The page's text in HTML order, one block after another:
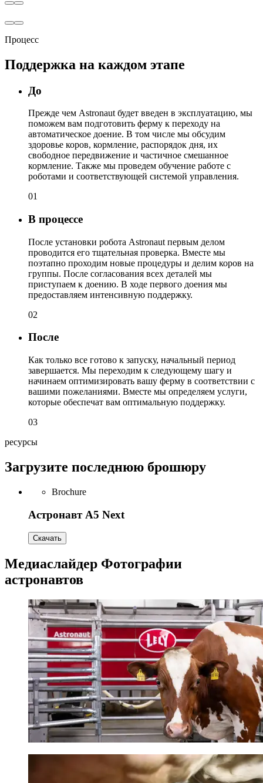
Процесс
Поддержка на каждом этапе
До
Прежде чем Astronaut будет введен в эксплуатацию, мы
поможем вам подготовить ферму к переходу на
автоматическое доение. В том числе мы обсудим
здоровье коров, кормление, распорядок дня, их
свободное передвижение и частичное смешанное
кормление. Также мы проведем обучение работе с
роботами и соответствующей системой управления.
01
В процессе
После установки робота Astronaut первым делом
проводится его тщательная проверка. Вместе мы
поэтапно проходим новые процедуры и делим коров на
группы. После согласования всех деталей мы
приступаем к доению. В ходе первого доения мы
предоставляем интенсивную поддержку.
02
После
Как только все готово к запуску, начальный период
завершается. Мы переходим к следующему шагу и
начинаем оптимизировать вашу ферму в соответствии с
вашими пожеланиями. Вместе мы определяем услуги,
которые обеспечат вам оптимальную поддержку.
03
ресурсы
Загрузите последнюю брошюру
Brochure
Астронавт A5 Next
Скачать
Медиаслайдер Фотографии
астронавтов